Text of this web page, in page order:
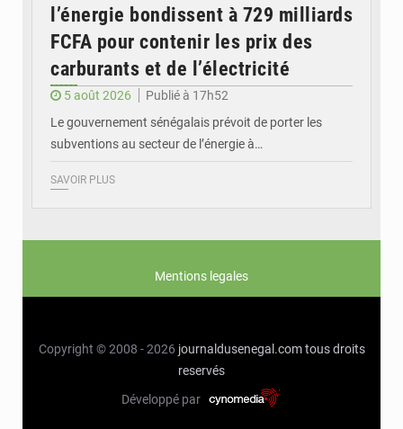
l’énergie bondissent à 729 milliards
FCFA pour contenir les prix des
carburants et de l’électricité
5 août 2026
Publié à 17h52
Le gouvernement sénégalais prévoit de porter les
subventions au secteur de l’énergie à…
SAVOIR PLUS
Mentions legales
Copyright © 2008 - 2026 journaldusenegal.com tous droits
reservés
Développé par